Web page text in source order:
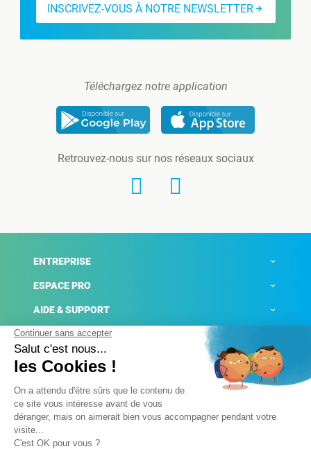
INSCRIVEZ-VOUS À NOTRE NEWSLETTER
Téléchargez notre application
Retrouvez-nous sur nos réseaux sociaux
ENTREPRISE
ESPACE PRO
AIDE & SUPPORT
ACTUALITÉS
Mentions légales